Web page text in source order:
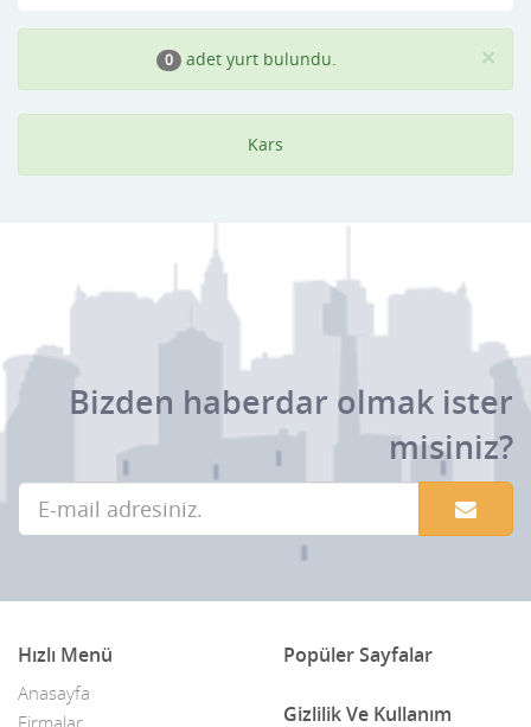
Kız Pansiyonları ×
0 adet yurt bulundu.
Kars
Bizden haberdar olmak ister
misiniz?
Hızlı Menü
Anasayfa
Popüler Sayfalar
Gizlilik Ve Kullanım